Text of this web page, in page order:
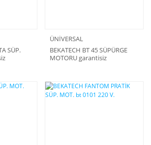
SÜP.
ÜNİVERSAL
BEKATECH BT 45 SÜPÜRGE
MOTORU garantisiz